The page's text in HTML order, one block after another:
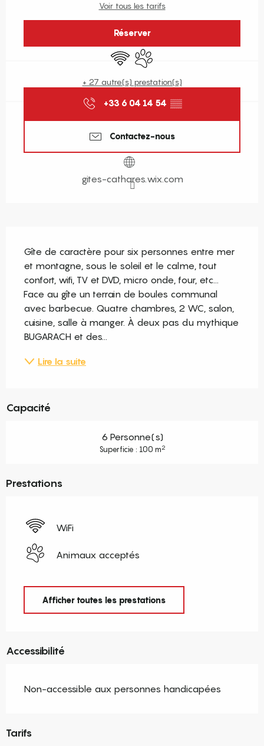
Voir tous les tarifs
Réserver
WiFi Animaux acceptés
+ 27 autre(s) prestation(s)
+33 6 04 14 54 ▒▒
Contactez-nous
gites-cathares.wix.com
Gîte de caractère pour six personnes entre mer
et montagne, sous le soleil et le calme, tout
confort, wifi, TV et DVD, micro onde, four, etc...
Face au gîte un terrain de boules communal
avec barbecue. Quatre chambres, 2 WC, salon,
cuisine, salle à manger. À deux pas du mythique
BUGARACH et des...
Lire la suite
Capacité
6 Personne(s)
Superficie : 100 m2
Prestations
WiFi
Animaux acceptés
Afficher toutes les prestations
Accessibilité
Non-accessible aux personnes handicapées
Tarifs